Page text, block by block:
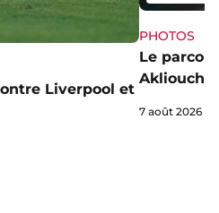
Liverpool et
PHOTOS
Le
Akliouche
7 août 2026